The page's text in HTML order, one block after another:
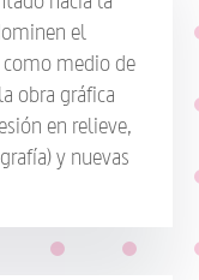
el
medio de
obra gráfica
en relieve,
y nuevas